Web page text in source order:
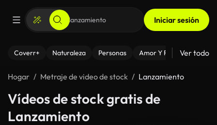
Iniciar sesión
Coverr+ Naturaleza Personas Amor Y Relaciones
Ver todo
Hogar Metraje de video de stock Lanzamiento
Vídeos de stock gratis de
Lanzamiento